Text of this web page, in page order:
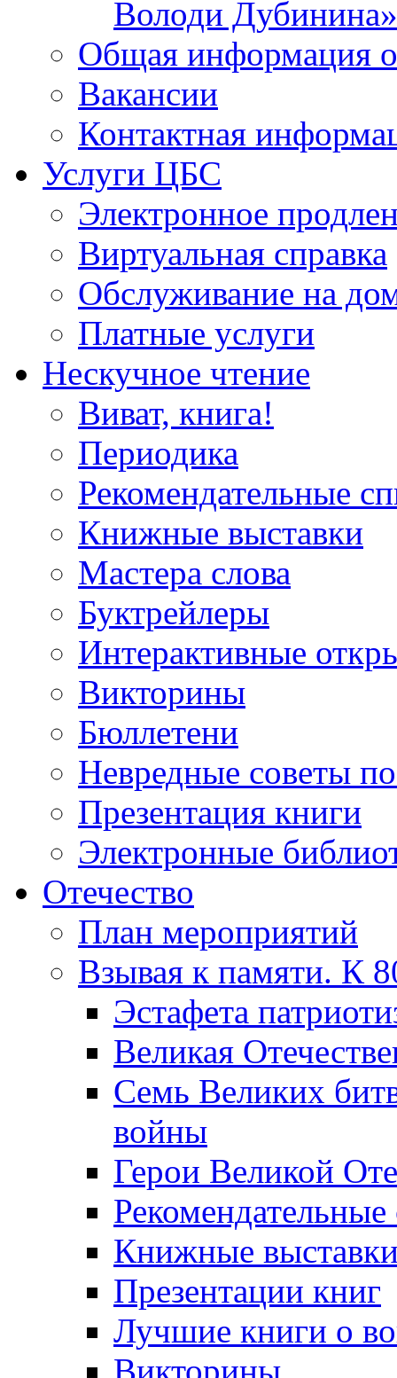
Володи Дубинина»
Общая информация
Вакансии
Контактная
Услуги ЦБС
Электронное
Виртуальная справка
Обслуживание на
Платные услуги
Нескучное чтение
Виват, книга!
Периодика
Рекомендательные
Книжные выставки
Мастера слова
Буктрейлеры
Интерактивные
Викторины
Бюллетени
Невредные советы
Презентация книги
Электронные
Отечество
План мероприятий
Взывая к памяти. К
Эcтафета
Великая
Семь Великих
войны
Герои Великой
Рекомендательные
Книжные
Презентации книг
Лучшие книги о
Викторины